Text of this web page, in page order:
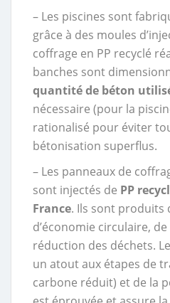
– Les piscines sont
grâce à des moules
coffrage en PP recyclé
banches sont
quantité de béton
nécessaire (pour la
rationalisé pour éviter
bétonisation superflus.
– Les panneaux de
sont injectés de PP
France. Ils sont produits
d’économie circulaire,
réduction des déchets.
un atout aux étapes de
carbone réduit) et de la